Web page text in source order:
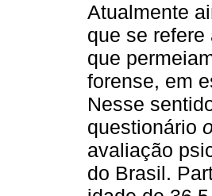
Atualmente
que se
que
forense, em
Nesse
questionário
avaliação
do Brasil.